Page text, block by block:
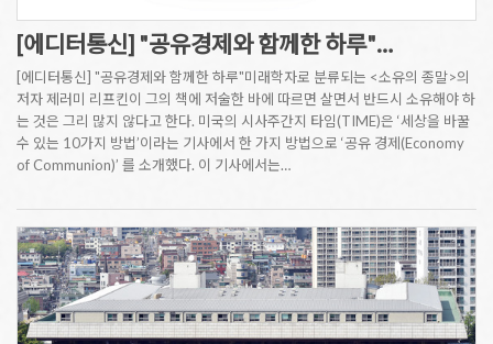
[에디터통신] "공유경제와 함께한 하루"…
[에디터통신] "공유경제와 함께한 하루"미래학자로 분류되는 <소유의 종말>의
저자 제러미 리프킨이 그의 책에 저술한 바에 따르면 살면서 반드시 소유해야 하
는 것은 그리 많지 않다고 한다. 미국의 시사주간지 타임(TIME)은 ‘세상을 바꿀
수 있는 10가지 방법’이라는 기사에서 한 가지 방법으로 ‘공유 경제(Economy
of Communion)’ 를 소개했다. 이 기사에서는…